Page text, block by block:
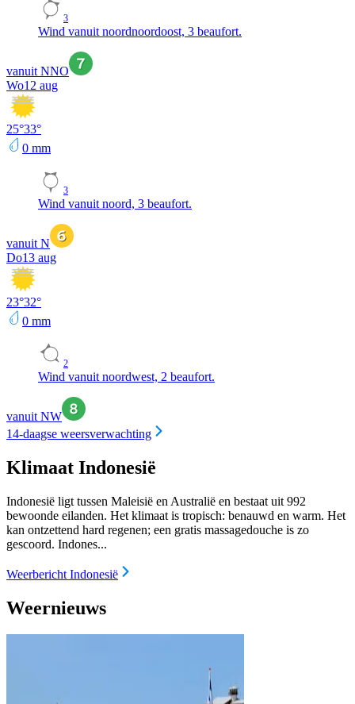
3
Wind vanuit noordnoordoost, 3 beaufort.
vanuit NNO
Wo12 aug
25°33°
0 mm
3
Wind vanuit noord, 3 beaufort.
vanuit N
Do13 aug
23°32°
0 mm
2
Wind vanuit noordwest, 2 beaufort.
vanuit NW
14-daagse weersverwachting
Klimaat Indonesië
Indonesië ligt tussen Maleisië en Australië en bestaat uit 992
bewoonde eilanden. Het klimaat is tropisch: benauwd en warm. Het
kan ontzettend hard regenen; een gratis massagedouche is zo
gescoord. Indones...
Weerbericht Indonesië
Weernieuws